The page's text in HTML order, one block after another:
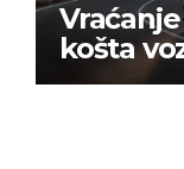
košta